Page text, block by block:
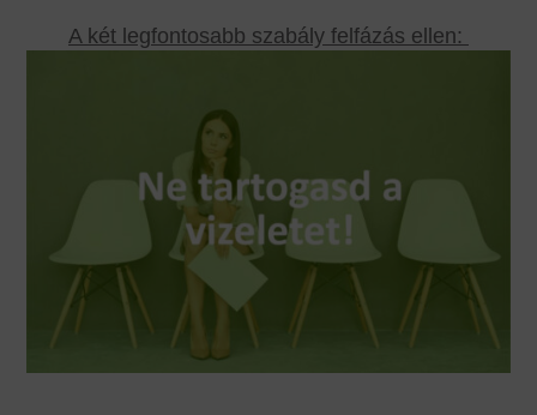
A két legfontosabb szabály felfázás ellen: